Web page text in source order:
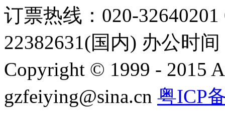
订票热线：020-
22382631(国内) 办公时
Copyright © 1999 - 2015
gzfeiying@sina.cn 粤ICP